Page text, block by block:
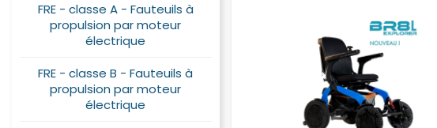
FRE - classe A - Fauteuils à
propulsion par moteur
électrique
FRE - classe B - Fauteuils à
propulsion par moteur
électrique